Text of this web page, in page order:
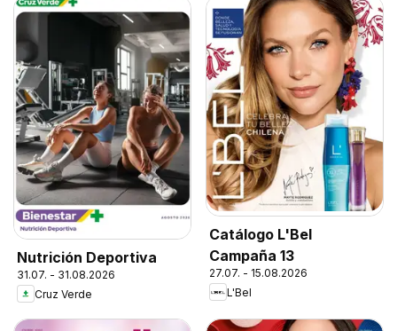
Nutrición Deportiva
31.07. - 31.08.2026
Cruz Verde
Catálogo L'Bel
Campaña 13
27.07. - 15.08.2026
L'Bel